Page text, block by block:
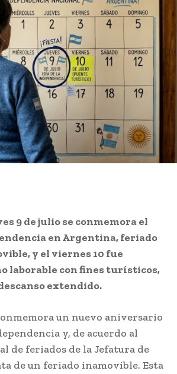
9 de julio se conmemora el
en Argentina, feriado
y el viernes 10 fue
laborable con fines turísticos,
extendido.
un nuevo aniversario
y, de acuerdo al
de feriados de la Jefatura de
de un feriado inamovible. Esta